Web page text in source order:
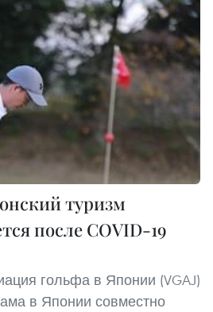
туризм
после COVID-19
гольфа в Японии (VGAJ)
в Японии совместно